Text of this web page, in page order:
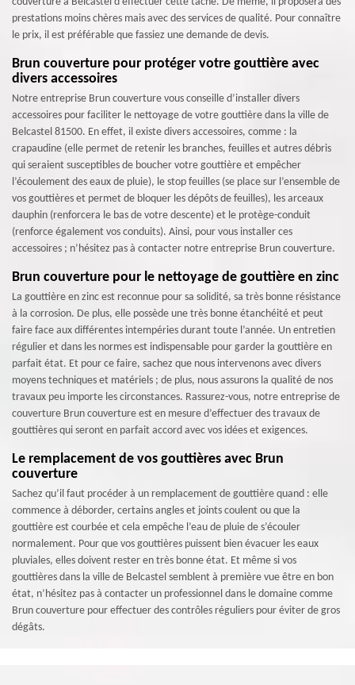
prestations moins chères mais avec des services de qualité. Pour connaître
le prix, il est préférable que fassiez une demande de devis.
Brun couverture pour protéger votre gouttière avec
divers accessoires
Notre entreprise Brun couverture vous conseille d’installer divers
accessoires pour faciliter le nettoyage de votre gouttière dans la ville de
Belcastel 81500. En effet, il existe divers accessoires, comme : la
crapaudine (elle permet de retenir les branches, feuilles et autres débris
qui seraient susceptibles de boucher votre gouttière et empêcher
l’écoulement des eaux de pluie), le stop feuilles (se place sur l’ensemble de
vos gouttières et permet de bloquer les dépôts de feuilles), les arceaux
dauphin (renforcera le bas de votre descente) et le protège-conduit
(renforce également vos conduits). Ainsi, pour vous installer ces
accessoires ; n’hésitez pas à contacter notre entreprise Brun couverture.
Brun couverture pour le nettoyage de gouttière en zinc
La gouttière en zinc est reconnue pour sa solidité, sa très bonne résistance
à la corrosion. De plus, elle possède une très bonne étanchéité et peut
faire face aux différentes intempéries durant toute l’année. Un entretien
régulier et dans les normes est indispensable pour garder la gouttière en
parfait état. Et pour ce faire, sachez que nous intervenons avec divers
moyens techniques et matériels ; de plus, nous assurons la qualité de nos
travaux peu importe les circonstances. Rassurez-vous, notre entreprise de
couverture Brun couverture est en mesure d’effectuer des travaux de
gouttières qui seront en parfait accord avec vos idées et exigences.
Le remplacement de vos gouttières avec Brun
couverture
Sachez qu’il faut procéder à un remplacement de gouttière quand : elle
commence à déborder, certains angles et joints coulent ou que la
gouttière est courbée et cela empêche l’eau de pluie de s’écouler
normalement. Pour que vos gouttières puissent bien évacuer les eaux
pluviales, elles doivent rester en très bonne état. Et même si vos
gouttières dans la ville de Belcastel semblent à première vue être en bon
état, n’hésitez pas à contacter un professionnel dans le domaine comme
Brun couverture pour effectuer des contrôles réguliers pour éviter de gros
dégâts.